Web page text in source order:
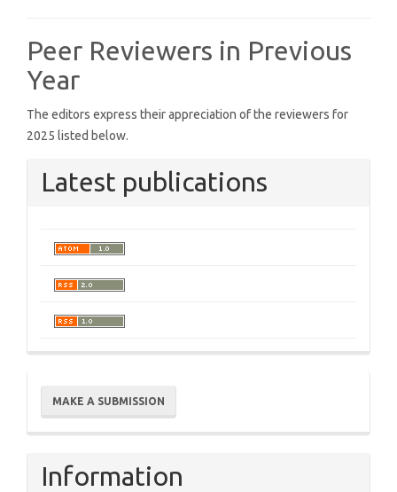
Peer Reviewers in Previous
Year
The editors express their appreciation of the reviewers for
2025 listed below.
Latest publications
Make
Submission
MAKE A SUBMISSION
Information